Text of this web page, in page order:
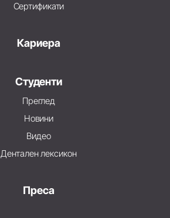
Сертификати
Кариера
Студенти
Преглед
Новини
Видео
Дентален лексикон
Преса